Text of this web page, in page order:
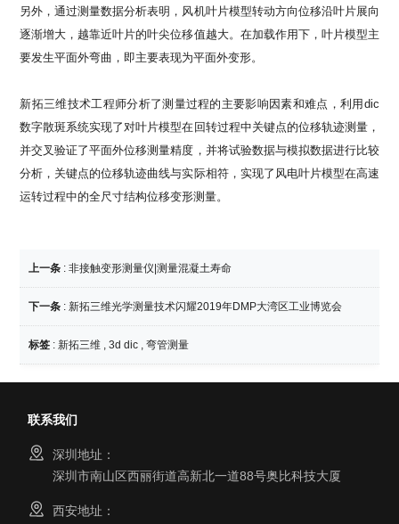
另外，通过测量数据分析表明，风机叶片模型转动方向位移沿叶片展向
逐渐增大，越靠近叶片的叶尖位移值越大。在加载作用下，叶片模型主
要发生平面外弯曲，即主要表现为平面外变形。
新拓三维技术工程师分析了测量过程的主要影响因素和难点，利用 dic
数字散斑系统实现了对叶片模型在回转过程中关键点的位移轨迹测量，
并交叉验证了平面外位移测量精度，并将试验数据与模拟数据进行比较
分析，关键点的位移轨迹曲线与实际相符，实现了风电叶片模型在高速
运转过程中的全尺寸结构位移变形测量。
上一条 :非接触变形测量仪|测量混凝土寿命
下一条 :新拓三维光学测量技术闪耀2019年DMP大湾区工业博览会
标签 :新拓三维 ,3d dic ,弯管测量
联系我们
深圳地址：
深圳市南山区西丽街道高新北一道88号奥比科技大厦
西安地址：